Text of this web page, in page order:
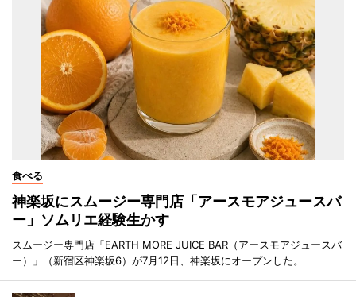
食べる
神楽坂にスムージー専門店「アースモアジュースバ
ー」ソムリエ経験生かす
スムージー専門店「EARTH MORE JUICE BAR（アースモアジュースバ
ー）」（新宿区神楽坂6）が7月12日、神楽坂にオープンした。